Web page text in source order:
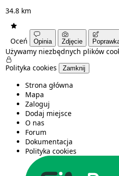
34.8 km
Oceń Opinia Zdjęcie
Używamy niezbędnych plików
Polityka cookies
Zamknij
Strona główna
Mapa
Zaloguj
Dodaj miejsce
O nas
Forum
Dokumentacja
Polityka cookies